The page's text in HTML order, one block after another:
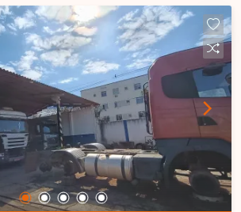
área de serviço e 02 vagas de
foi desenvolvido para
bem distribuídos, funcionais
para o dia a dia. O imóvel
fase de construção. As fotos
de uma casa com o mesmo
servindo como referência do
Esta é uma excelente
para adquirir um imóvel novo em
privilegiada. Agende uma visita e
este empreendimento.